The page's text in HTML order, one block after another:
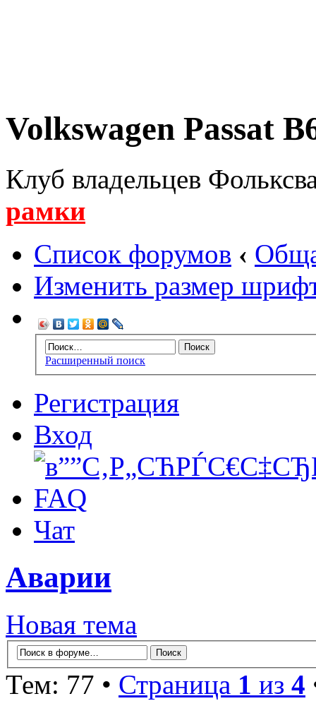
Volkswagen Passat
Клуб владельцев
рамки
Список форумов ‹
Изменить размер
Расширенный поиск
Регистрация
Вход
FAQ
Чат
Аварии
Новая тема
Тем: 77 • Страница 1 из 4